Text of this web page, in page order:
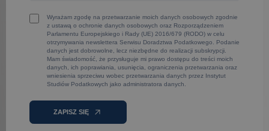
Wyrażam zgodę na przetwarzanie moich danych osobowych zgodnie
z ustawą o ochronie danych osobowych oraz Rozporządzeniem
Parlamentu Europejskiego i Rady (UE) 2016/679 (RODO) w celu
otrzymywania newslettera Serwisu Doradztwa Podatkowego. Podanie
danych jest dobrowolne, lecz niezbędne do realizacji subskrypcji.
Mam świadomość, że przysługuje mi prawo dostępu do treści moich
danych, ich poprawiania, usunięcia, ograniczenia przetwarzania oraz
wniesienia sprzeciwu wobec przetwarzania danych przez Instytut
Studiów Podatkowych jako administratora danych.
ZAPISZ SIĘ